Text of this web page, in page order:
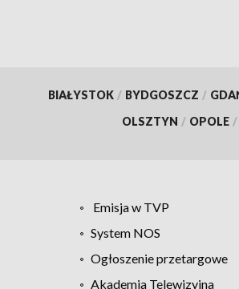
BIAŁYSTOK / BYDGOSZCZ /
OLSZTYN / OPOLE /
Emisja w TVP
System NOS
Ogłoszenie przetargowe
Akademia Telewizyjna